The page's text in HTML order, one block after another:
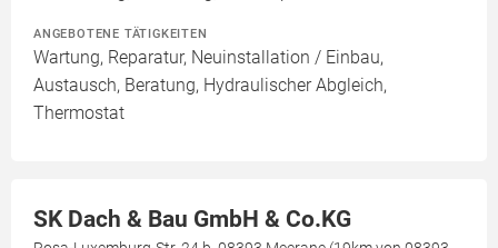
ANGEBOTENE TÄTIGKEITEN
Wartung, Reparatur, Neuinstallation / Einbau,
Austausch, Beratung, Hydraulischer Abgleich,
Thermostat
SK Dach & Bau GmbH & Co.KG